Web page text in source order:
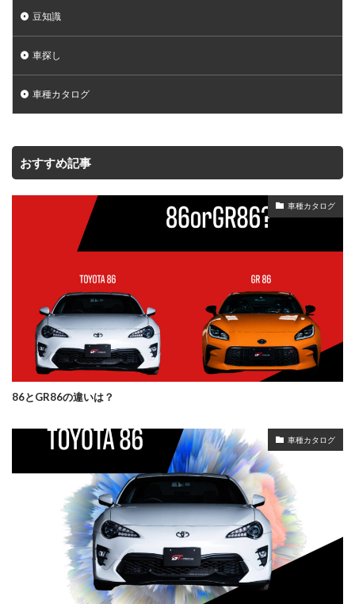
豆知識
車探し
車種カタログ
おすすめ記事
車種カタログ
86とGR86の違いは？
車種カタログ